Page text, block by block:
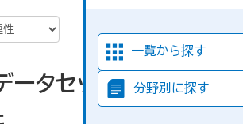
一覧から探す
分野別に探す
ータセットが見つか